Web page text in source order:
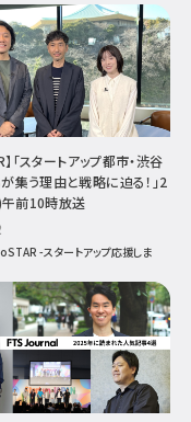
「スタートアップ都市・渋谷
集う理由と戦略に迫る！」2
前10時放送
-スタートアップ応援しま